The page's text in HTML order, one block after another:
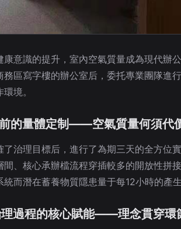
康意識的提升，室內空氣質量成為現代辦
務區寫字樓的辦公室后，委托專業團隊進
境。
的量體定制——空氣質量何須代
了治理目標后，進行了為期三天的全方位
間、核心承辦檔流程穿插較多的開放性拼
統而潛在蓄養物質隱患量于每12小時的產生
過程的核心賦能——理念貫穿環